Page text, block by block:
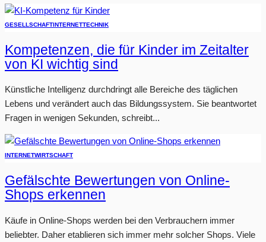
GESELLSCHAFTINTERNETTECHNIK
Kompetenzen, die für Kinder im Zeitalter
von KI wichtig sind
Künstliche Intelligenz durchdringt alle Bereiche des täglichen
Lebens und verändert auch das Bildungssystem. Sie beantwortet
Fragen in wenigen Sekunden, schreibt...
INTERNETWIRTSCHAFT
Gefälschte Bewertungen von Online-
Shops erkennen
Käufe in Online-Shops werden bei den Verbrauchern immer
beliebter. Daher etablieren sich immer mehr solcher Shops. Viele